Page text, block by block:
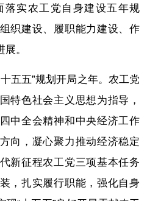
实农工党自身建设五年规
织建设、履职能力建设、作
。
五五”规划开局之年。农工党
特色社会主义思想为指导，
中全会精神和中央经济工作
向，凝心聚力推动经济稳定
新征程农工党三项基本任务
，扎实履行职能，强化自身